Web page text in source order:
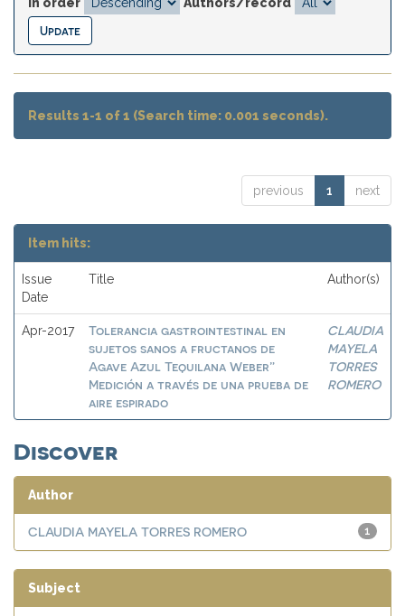
Results 1-1 of 1 (Search time: 0.001 seconds).
previous 1 next
Item hits:
Issue
Date
Title Author(s)
Apr-2017
Tolerancia gastrointestinal en
sujetos sanos a fructanos de
Agave Azul Tequilana Weber”
Medición a través de una prueba de
aire espirado
CLAUDIA
MAYELA
TORRES
ROMERO
Discover
Author
1
CLAUDIA MAYELA TORRES ROMERO
Subject